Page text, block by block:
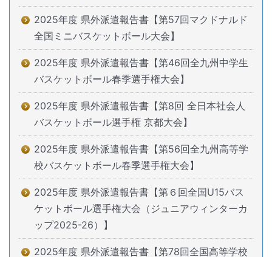
2025年度 県外派遣報告書【第57回マクドナルド
全国ミニバスケットボール大会】
2025年度 県外派遣報告書【第46回全九州中学生
バスケットボール春季選手権大会】
2025年度 県外派遣報告書【第8回 全日本社会人
バスケットボール選手権 京都大会】
2025年度 県外派遣報告書【第56回全九州高等学
校バスケットボール春季選手権大会】
2025年度 県外派遣報告書【第６回全国U15バス
ケットボール選手権大会（ジュニアウィンターカ
ップ2025-26）】
2025年度 県外派遣報告書【第78回全国高等学校